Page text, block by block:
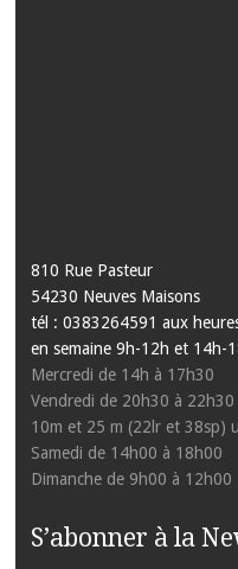
810 Rue Pasteur
54230 Neuves Maisons
tél : 0383264591 aux
en semaine 9h-12h et 14h-
Mercredi de 14h à 17h30
Vendredi de 20h30 à 22h30
10m et 25 m (22lr et 38sp)
Samedi de 14h00 à 18h00
Dimanche de 9h00 à 12h00
S’abonner à la